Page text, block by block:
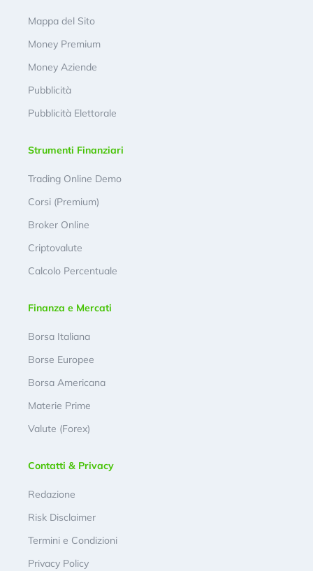
Mappa del Sito
Money Premium
Money Aziende
Pubblicità
Pubblicità Elettorale
Strumenti Finanziari
Trading Online Demo
Corsi (Premium)
Broker Online
Criptovalute
Calcolo Percentuale
Finanza e Mercati
Borsa Italiana
Borse Europee
Borsa Americana
Materie Prime
Valute (Forex)
Contatti & Privacy
Redazione
Risk Disclaimer
Termini e Condizioni
Privacy Policy